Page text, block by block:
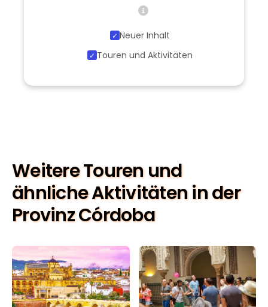
Neuer Inhalt
Touren und Aktivitäten
Weitere Touren und
ähnliche Aktivitäten in der
Provinz Córdoba